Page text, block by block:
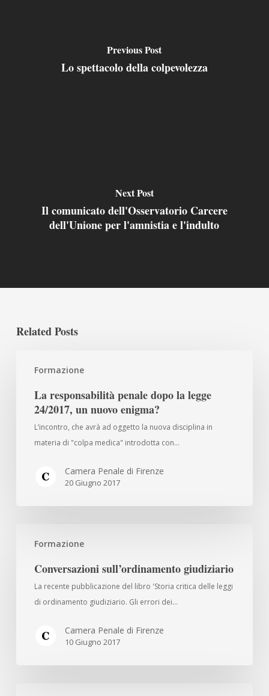
Previous Post
Lo spettacolo della colpevolezza
Next Post
Il comunicato dell'Osservatorio Carcere
dell'Unione per l'amnistia e l'indulto
Related Posts
Formazione
responsabilità
dopo
La responsabilità penale dopo la legge
24/2017, un nuovo enigma?
L’incontro, che avrà ad oggetto la nuova disciplina in
materia di "colpa medica" introdotta con…
Camera Penale di Firenze
20 Giugno 2017
Formazione
sull’ordinamento
Conversazioni sull’ordinamento giudiziario
La recente pubblicazione del libro 'Storia critica delle leggi
di ordinamento giudiziario. Gli errori dei…
Camera Penale di Firenze
10 Giugno 2017